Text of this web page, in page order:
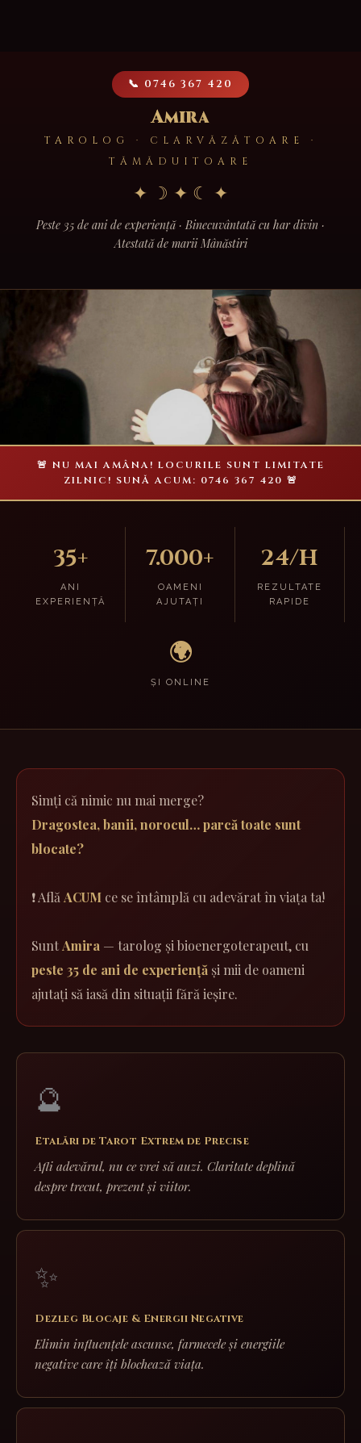
📞 0746 367 420
Amira
TAROLOG · CLARVĂZĂTOARE ·
TĂMĂDUITOARE
✦ ☽ ✦ ☾ ✦
Peste 35 de ani de experiență · Binecuvântată cu har divin ·
Atestată de marii Mânăstiri
🚨 NU MAI AMÂNA! LOCURILE SUNT LIMITATE
ZILNIC! SUNĂ ACUM: 0746 367 420 🚨
35+
ANI
EXPERIENȚĂ
7.000+
OAMENI
AJUTAȚI
24/H
REZULTATE
RAPIDE
🌍
ȘI ONLINE
Simți că nimic nu mai merge?
Dragostea, banii, norocul… parcă toate sunt
blocate?
❗ Află ACUM ce se întâmplă cu adevărat în viața ta!
SuntAmira — tarolog și bioenergoterapeut, cu
peste 35 de ani de experiență și mii de oameni
ajutați să iasă din situații fără ieșire.
🔮
Etalări de Tarot Extrem de Precise
Afli adevărul, nu ce vrei să auzi. Claritate deplină
despre trecut, prezent și viitor.
✨
Dezleg Blocaje & Energii Negative
Elimin influențele ascunse, farmecele și energiile
negative care îți blochează viața.